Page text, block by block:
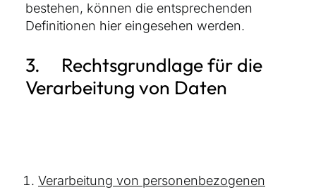
bestehen, können die entsprechenden
Definitionen hier eingesehen werden.
3. Rechtsgrundlage für die
Verarbeitung von Daten
Verarbeitung von personenbezogenen